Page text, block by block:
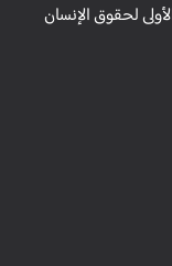
لحقوق الإنسان